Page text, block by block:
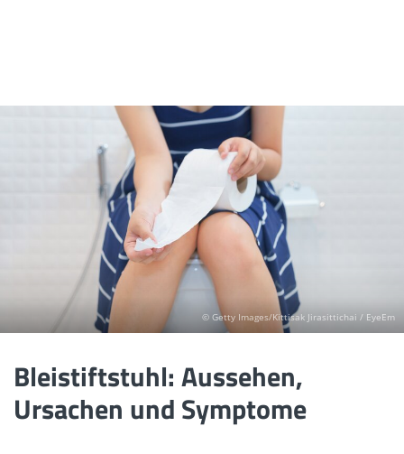
© Getty Images/Kittisak Jirasittichai / EyeEm
Bleistiftstuhl: Aussehen,
Ursachen und Symptome